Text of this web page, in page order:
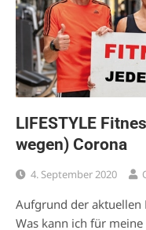
LIFESTYLE
wegen) Corona
4. September 2020
Aufgrund der aktuellen
Was kann ich für meine